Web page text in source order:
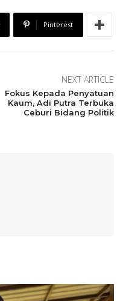
Pinterest
NEXT ARTICLE
Fokus Kepada Penyatuan
Kaum, Adi Putra Terbuka
Ceburi Bidang Politik